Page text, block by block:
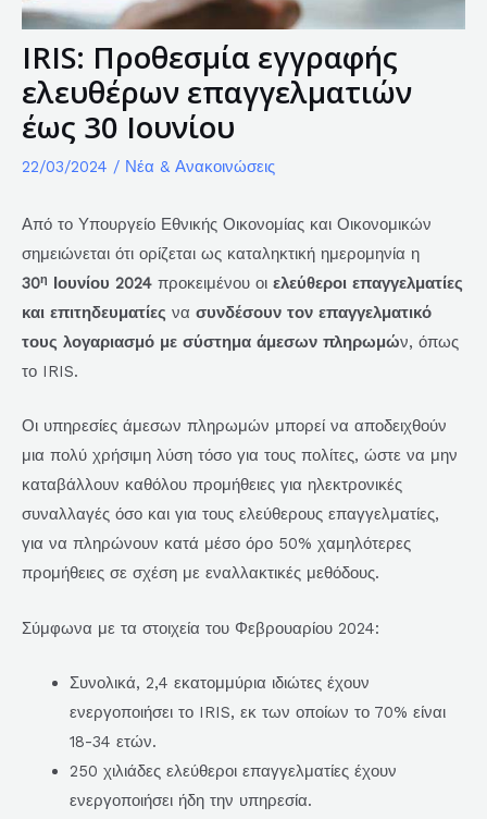
IRIS: Προθεσμία εγγραφής
ελευθέρων επαγγελματιών
έως 30 Ιουνίου
22/03/2024 / Νέα & Ανακοινώσεις
Από το Υπουργείο Εθνικής Οικονομίας και Οικονομικών
σημειώνεται ότι ορίζεται ως καταληκτική ημερομηνία η
30η Ιουνίου 2024 προκειμένου οι ελεύθεροι επαγγελματίες
και επιτηδευματίες να συνδέσουν τον επαγγελματικό
τους λογαριασμό με σύστημα άμεσων πληρωμών, όπως
το IRIS.
Οι υπηρεσίες άμεσων πληρωμών μπορεί να αποδειχθούν
μια πολύ χρήσιμη λύση τόσο για τους πολίτες, ώστε να μην
καταβάλλουν καθόλου προμήθειες για ηλεκτρονικές
συναλλαγές όσο και για τους ελεύθερους επαγγελματίες,
για να πληρώνουν κατά μέσο όρο 50% χαμηλότερες
προμήθειες σε σχέση με εναλλακτικές μεθόδους.
Σύμφωνα με τα στοιχεία του Φεβρουαρίου 2024:
Συνολικά, 2,4 εκατομμύρια ιδιώτες έχουν
ενεργοποιήσει το IRIS, εκ των οποίων το 70% είναι
18-34 ετών.
250 χιλιάδες ελεύθεροι επαγγελματίες έχουν
ενεργοποιήσει ήδη την υπηρεσία.